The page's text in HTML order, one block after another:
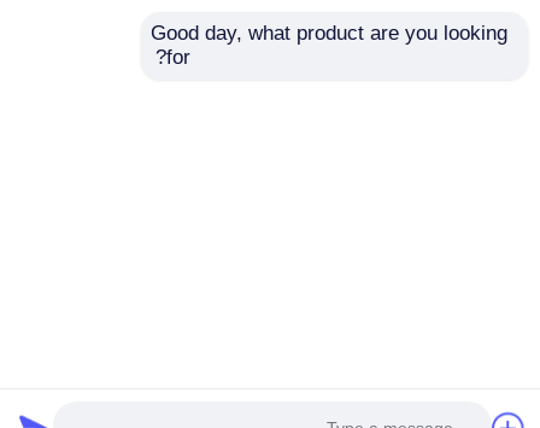
Good day, what product are you looking
for?